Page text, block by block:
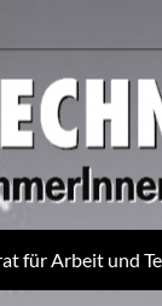
für Arbeit und